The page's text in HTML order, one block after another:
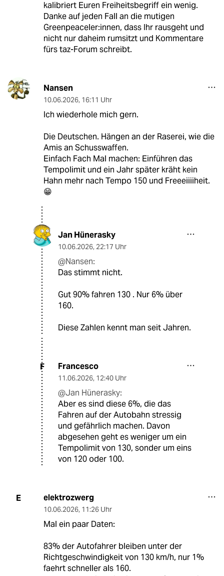
kalibriert Euren Freiheitsbegriff ein wenig.
Danke auf jeden Fall an die mutigen
Greenpeaceler:innen, dass Ihr rausgeht und
nicht nur daheim rumsitzt und Kommentare
fürs taz-Forum schreibt.
Nansen
10.06.2026, 16:11 Uhr
Ich wiederhole mich gern.
Die Deutschen. Hängen an der Raserei, wie die
Amis an Schusswaffen.
Einfach Fach Mal machen: Einführen das
Tempolimit und ein Jahr später kräht kein
Hahn mehr nach Tempo 150 und Freeeiiiiheit.
😁
Jan Hünerasky
10.06.2026, 22:17 Uhr
@Nansen:
Das stimmt nicht.
Gut 90% fahren 130 . Nur 6% über
160.
Diese Zahlen kennt man seit Jahren.
F Francesco
11.06.2026, 12:40 Uhr
@Jan Hünerasky:
Aber es sind diese 6%, die das
Fahren auf der Autobahn stressig
und gefährlich machen. Davon
abgesehen geht es weniger um ein
Tempolimit von 130, sonder um eins
von 120 oder 100.
E elektrozwerg
10.06.2026, 11:26 Uhr
Mal ein paar Daten:
83% der Autofahrer bleiben unter der
Richtgeschwindigkeit von 130 km/h, nur 1%
faehrt schneller als 160.